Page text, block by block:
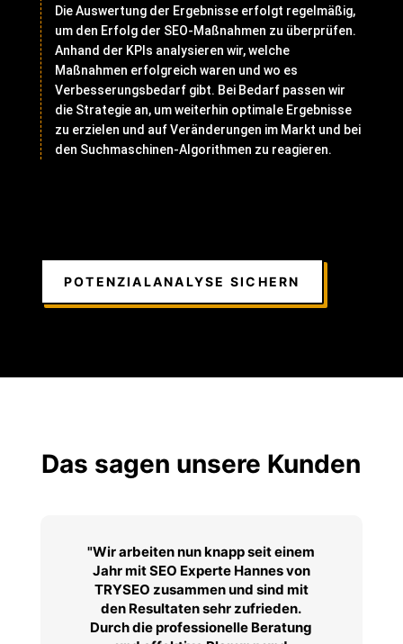
Die Auswertung der Ergebnisse erfolgt regelmäßig,
um den Erfolg der SEO-Maßnahmen zu überprüfen.
Anhand der KPIs analysieren wir, welche
Maßnahmen erfolgreich waren und wo es
Verbesserungsbedarf gibt. Bei Bedarf passen wir
die Strategie an, um weiterhin optimale Ergebnisse
zu erzielen und auf Veränderungen im Markt und bei
den Suchmaschinen-Algorithmen zu reagieren.
POTENZIALANALYSE SICHERN
Das sagen unsere Kunden
"Wir arbeiten nun knapp seit einem
Jahr mit SEO Experte Hannes von
TRYSEO zusammen und sind mit
den Resultaten sehr zufrieden.
Durch die professionelle Beratung